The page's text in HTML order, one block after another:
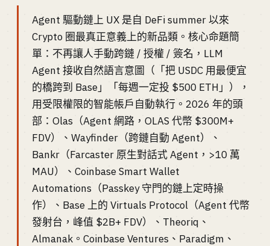
Agent 驅動鏈上 UX 是自 DeFi summer 以來
Crypto 圈最真正意義上的新品類。核心命題簡
單：不再讓人手動跨鏈 / 授權 / 簽名，LLM
Agent 接收自然語言意圖（「把 USDC 用最便宜
的橋跨到 Base」「每週一定投 $500 ETH」），
用受限權限的智能帳戶自動執行。2026 年的頭
部：Olas（Agent 網路，OLAS 代幣 $300M+
FDV）、Wayfinder（跨鏈自動 Agent）、
Bankr（Farcaster 原生對話式 Agent，>10 萬
MAU）、Coinbase Smart Wallet
Automations（Passkey 守門的鏈上定時操
作）、Base 上的 Virtuals Protocol（Agent 代幣
發射台，峰值 $2B+ FDV）、Theoriq、
Almanak。Coinbase Ventures、Paradigm、